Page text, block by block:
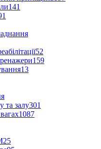
141
52
159
13
та залу301
1087
25